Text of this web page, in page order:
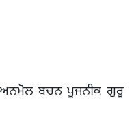
ਬਚਨ ਪੂਜਨੀਕ ਗੁਰੂ